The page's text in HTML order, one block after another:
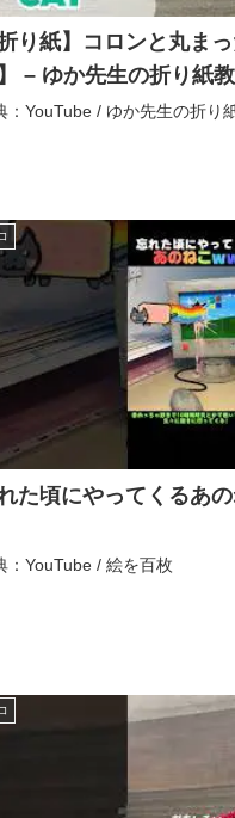
折り紙】コロンと丸ま
– ゆか先生の折り紙
：YouTube / ゆか先生の折り
た頃にやってくるあ
：YouTube / 絵を百枚